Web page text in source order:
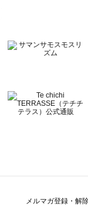
メルマガ登録・解